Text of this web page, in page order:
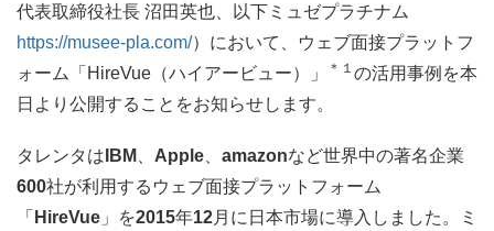
代表取締役社長 沼田英也、以下ミュゼプラチナム
https://musee-pla.com/）において、ウェブ面接プラットフ
ォーム「 HireVue （ハイアービュー）」 ＊１ の活用事例を本
日より公開することをお知らせします。
タレンタは IBM Apple amazonなど世界中の著名企業
600社が利用するウェブ面接プラットフォーム
「 HireVue 」を2015年12月に日本市場に導入しました。ミ